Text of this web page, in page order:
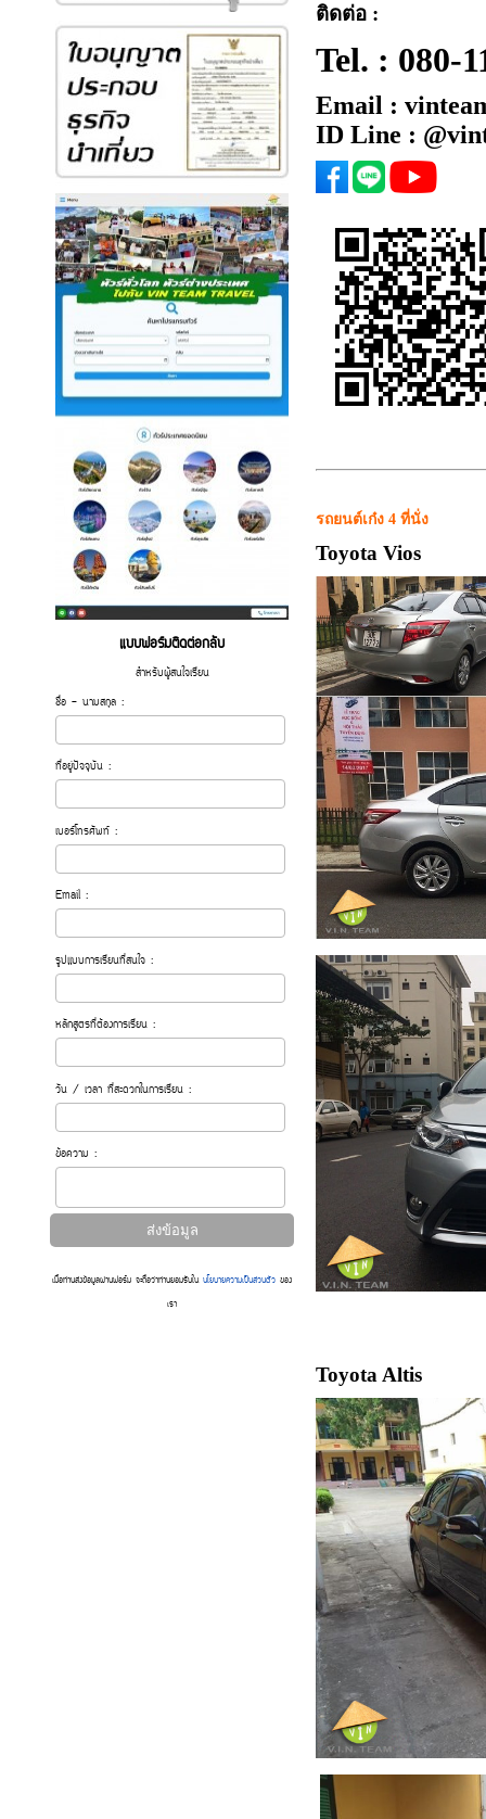
แบบฟอร์มติดต่อกลับ
สำหรับผู้สนใจเรียน
ชื่อ - นามสกุล :
ที่อยู่ปัจจุบัน :
เบอร์โทรศัพท์ :
Email :
รูปแบบการเรียนที่สนใจ :
หลักสูตรที่ต้องการเรียน :
วัน / เวลา ที่สะดวกในการเรียน :
ข้อความ :
เมื่อท่านส่งข้อมูลผ่านฟอร์ม จะถือว่าท่านยอมรับในนโยบายความเป็นส่วนตัวของ
เรา
ติดต่อ :
Tel. : 080-
Email :
ID Line :
รถยนต์เก๋ง 4 ที่นั่ง
Toyota Vios
Toyota Altis